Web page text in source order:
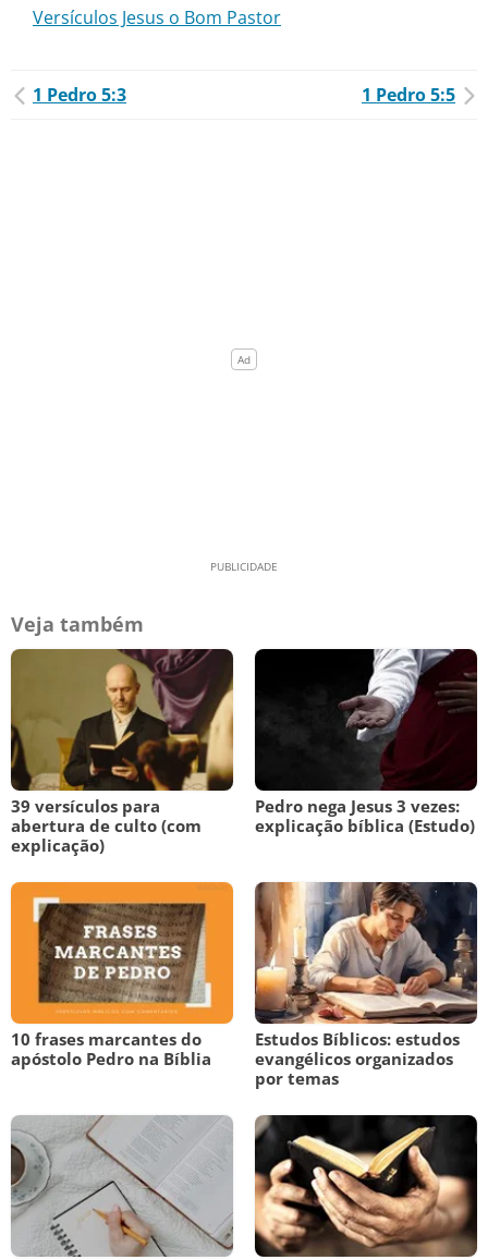
Versículos Jesus o Bom Pastor
1 Pedro 5:3 1 Pedro 5:5
Veja também
39 versículos para
abertura de culto (com
explicação)
Pedro nega Jesus 3 vezes:
explicação bíblica (Estudo)
10 frases marcantes do
apóstolo Pedro na Bíblia
Estudos Bíblicos: estudos
evangélicos organizados
por temas